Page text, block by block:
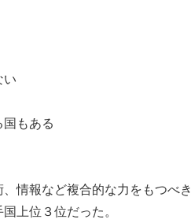
い
もある
情報など複合的な力をもつべき
上位３位だった。